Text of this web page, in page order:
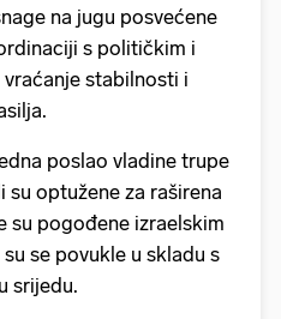
na jugu posvećene
s političkim i
stabilnosti i
poslao vladine trupe
su optužene za raširena
su pogođene izraelskim
se povukle u skladu s
srijedu.